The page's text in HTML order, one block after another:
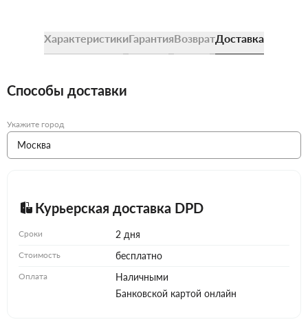
ХарактеристикиГарантияВозвратДоставка
Способы доставки
Укажите город
Курьерская доставка DPD
Сроки 2 дня
Стоимость бесплатно
Оплата
Наличными
Банковской картой онлайн